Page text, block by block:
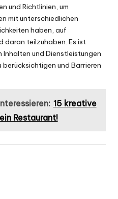
und Richtlinien, um
mit unterschiedlichen
haben, auf
daran teilzuhaben. Es ist
und Dienstleistungen
berücksichtigen und Barrieren
15 kreative
Restaurant!